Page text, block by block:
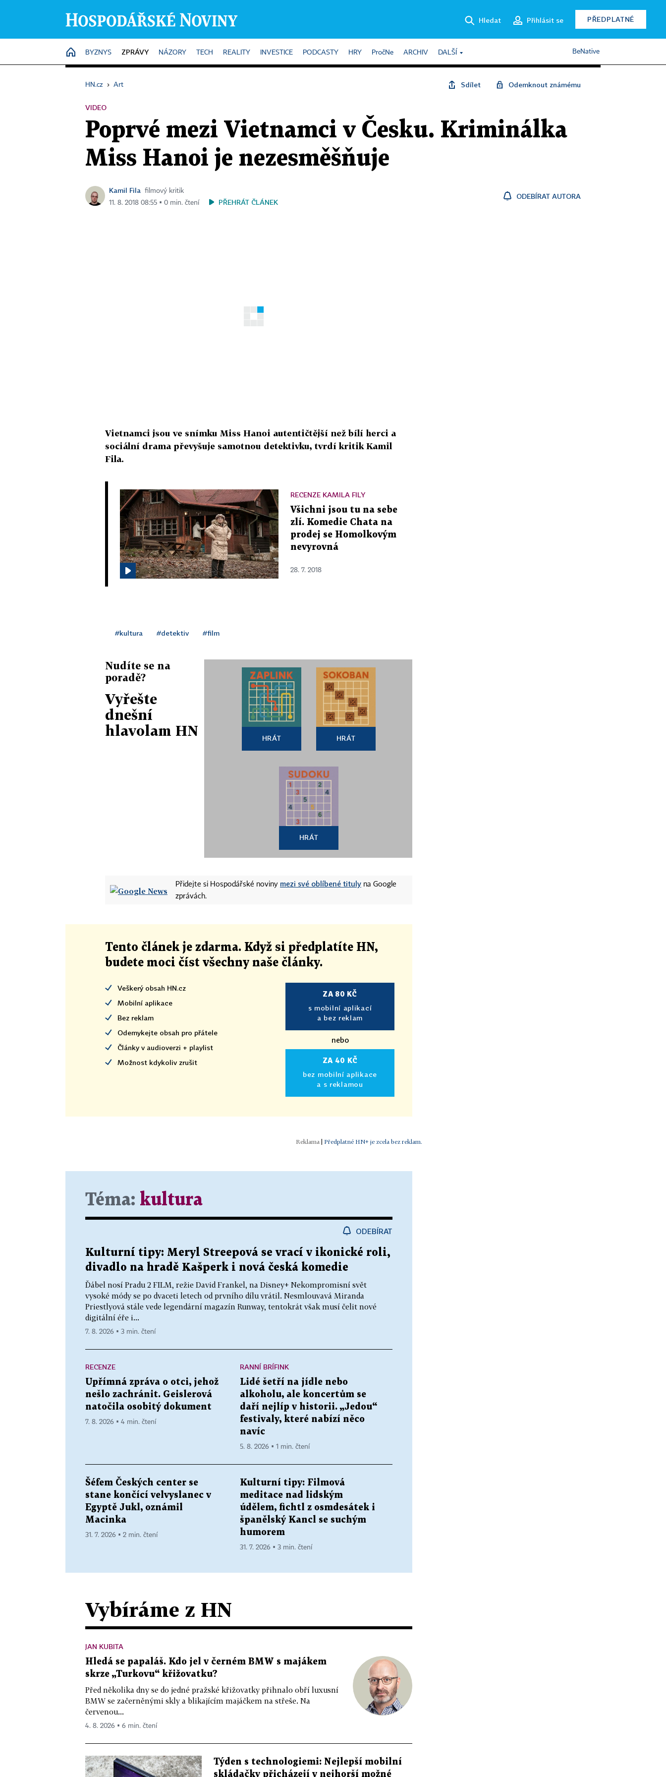
Hledat Přihlásit se PŘEDPLATNÉ
HOME
BYZNYS ZPRÁVY NÁZORY TECH REALITY INVESTICE PODCASTY HRY PročNe ARCHIV DALŠÍ BeNative
HN.cz › Art Sdílet Odemknout známému
VIDEO
Poprvé mezi Vietnamci v Česku. Kriminálka
Miss Hanoi je nezesměšňuje
Kamil Fila
filmový kritik
11. 8. 2018 08:55 ▪ 0 min. čtení
PŘEHRÁT ČLÁNEK
ODEBÍRAT AUTORA
Vietnamci jsou ve snímku Miss Hanoi autentičtější než bílí herci a
sociální drama převyšuje samotnou detektivku, tvrdí kritik Kamil
Fila.
RECENZE KAMILA FILY
Všichni jsou tu na sebe
zlí. Komedie Chata na
prodej se Homolkovým
nevyrovná
28. 7. 2018
#kultura #detektiv #film
Nudíte se na
poradě?
Vyřešte
dnešní
hlavolam HN
HRÁT HRÁT
HRÁT
Přidejte si Hospodářské noviny mezi své oblíbené tituly na Google
zprávách.
Tento článek je zdarma. Když si předplatíte HN,
budete moci číst všechny naše články.
Veškerý obsah HN.cz
Mobilní aplikace
Bez reklam
Odemykejte obsah pro přátele
Články v audioverzi + playlist
Možnost kdykoliv zrušit
ZA 80 KČ
s mobilní aplikací
a bez reklam
nebo
ZA 40 KČ
bez mobilní aplikace
a s reklamou
Předplatné HN+ je zcela bez reklam.
Téma: kultura
ODEBÍRAT
Kulturní tipy: Meryl Streepová se vrací v ikonické roli,
divadlo na hradě Kašperk i nová česká komedie
Ďábel nosí Pradu 2 FILM, režie David Frankel, na Disney+ Nekompromisní svět
vysoké módy se po dvaceti letech od prvního dílu vrátil. Nesmlouvavá Miranda
Priestlyová stále vede legendární magazín Runway, tentokrát však musí čelit nové
digitální éře i...
7. 8. 2026 ▪ 3 min. čtení
RECENZE
Upřímná zpráva o otci, jehož
nešlo zachránit. Geislerová
natočila osobitý dokument
7. 8. 2026 ▪ 4 min. čtení
RANNÍ BRÍFINK
Lidé šetří na jídle nebo
alkoholu, ale koncertům se
daří nejlíp v historii. „Jedou“
festivaly, které nabízí něco
navíc
5. 8. 2026 ▪ 1 min. čtení
Šéfem Českých center se
stane končící velvyslanec v
Egyptě Jukl, oznámil
Macinka
31. 7. 2026 ▪ 2 min. čtení
Kulturní tipy: Filmová
meditace nad lidským
údělem, fichtl z osmdesátek i
španělský Kancl se suchým
humorem
31. 7. 2026 ▪ 3 min. čtení
Vybíráme z HN
JAN KUBITA
Hledá se papaláš. Kdo jel v černém BMW s majákem
skrze „Turkovu“ křižovatku?
Před několika dny se do jedné pražské křižovatky přihnalo obří luxusní
BMW se začerněnými skly a blikajícím majáčkem na střeše. Na
červenou...
4. 8. 2026 ▪ 6 min. čtení
Týden s technologiemi: Nejlepší mobilní
skládačky přicházejí v nejhorší možné